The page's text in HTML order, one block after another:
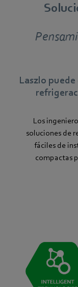
Laszlo
Los
soluciones de
fáciles de
compactas